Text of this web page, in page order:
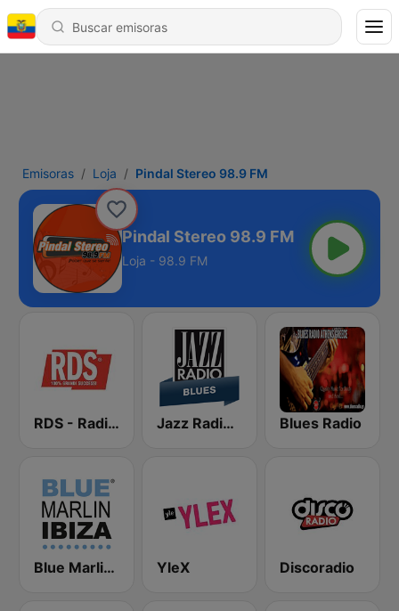
Emisoras Loja Pindal Stereo 98.9 FM
Pindal Stereo 98.9 FM
Loja - 98.9 FM
RDS - Radio Dimensione Suono Jazz Radio Blues Blues Radio
Blue Marlin Ibiza Radio YleX Discoradio